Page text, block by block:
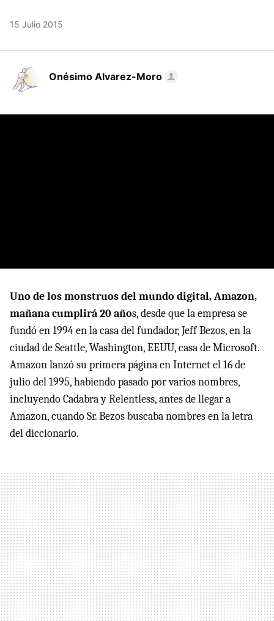
15 Julio 2015
Onésimo Alvarez-Moro
Uno de los monstruos del mundo digital, Amazon,
mañana cumplirá 20 años, desde que la empresa se
fundó en 1994 en la casa del fundador, Jeff Bezos, en la
ciudad de Seattle, Washington, EEUU, casa de Microsoft.
Amazon lanzó su primera página en Internet el 16 de
julio del 1995, habiendo pasado por varios nombres,
incluyendo Cadabra y Relentless, antes de llegar a
Amazon, cuando Sr. Bezos buscaba nombres en la letra
del diccionario.